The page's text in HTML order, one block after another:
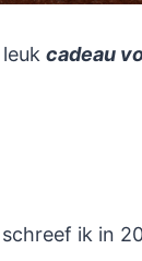
cadeau
ik in